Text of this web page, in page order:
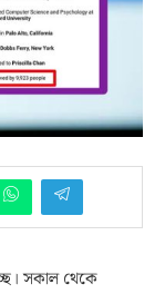
সকাল থেকে